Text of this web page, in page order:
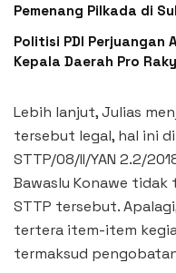
Pemenang Pilkada di
Politisi PDI Perjuangan
Kepala Daerah Pro
Lebih lanjut, Julias
tersebut legal, hal ini
STTP/08/II/YAN 2.2/
Bawaslu Konawe
STTP tersebut.
tertera item-item
termaksud